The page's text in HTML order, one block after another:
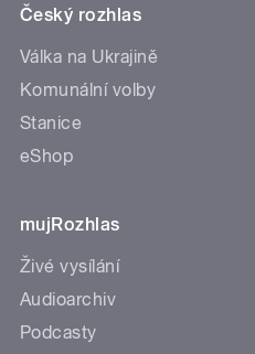
Český rozhlas
Válka na Ukrajině
Komunální volby
Stanice
eShop
mujRozhlas
Živé vysílání
Audioarchiv
Podcasty